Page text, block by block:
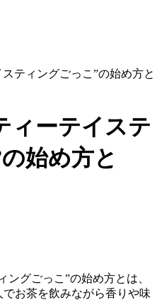
ティングごっこ”の始め方と
ィーテイステ
始め方と
ングごっこ”の始め方とは、
お茶を飲みながら香りや味